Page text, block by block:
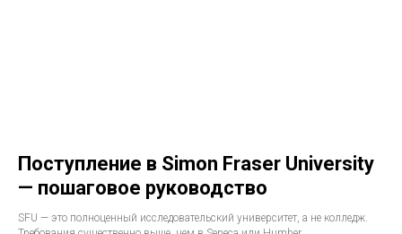
Поступление в Simon Fraser University
— пошаговое руководство
SFU — это полноценный исследовательский университет, а не колледж.